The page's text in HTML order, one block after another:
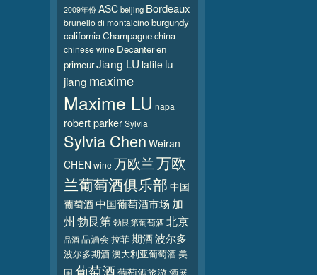
2009年份 ASCbeijing Bordeaux
brunello di montalcinoburgundy
californiaChampagnechina
chinese wine Decanteren
primeurJiang LU lafite lu
jiang maxime
Maxime LU napa
robert parkerSylvia
Sylvia Chen Weiran
CHEN wine万欧兰万欧
兰葡萄酒俱乐部中国
葡萄酒中国葡萄酒市场 加
州 勃艮第勃艮第葡萄酒北京
品酒品酒会 拉菲期酒波尔多
波尔多期酒澳大利亚葡萄酒美
葡萄酒葡萄酒旅游